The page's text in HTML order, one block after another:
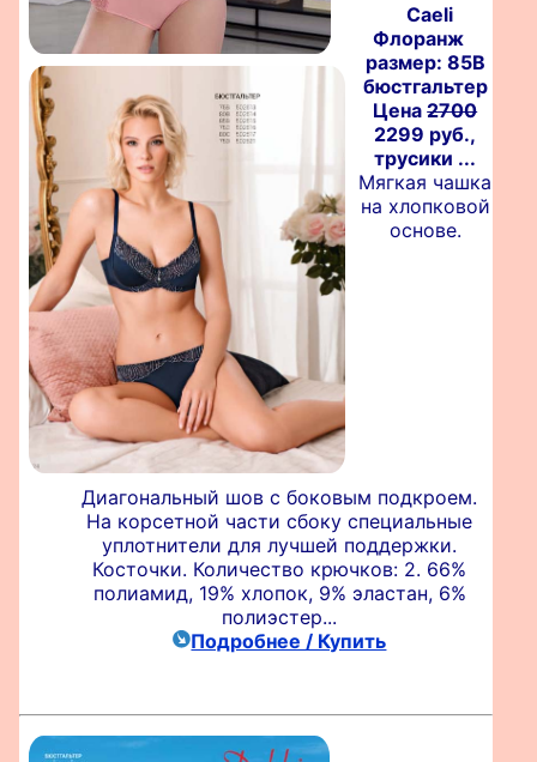
Caeli
Флоранж
размер: 85B
бюстгальтер
Цена2700
2299 руб.,
трусики ...
Мягкая чашка
на хлопковой
основе.
Диагональный шов с боковым подкроем.
На корсетной части сбоку специальные
уплотнители для лучшей поддержки.
Косточки. Количество крючков: 2. 66%
полиамид, 19% хлопок, 9% эластан, 6%
полиэстер...
Подробнее / Купить